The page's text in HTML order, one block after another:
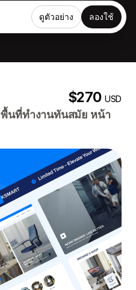
ดูตัวอย่าง ลองใช้
$270USD
พื้นที่ทำงานทันสมัย ​​หน้า